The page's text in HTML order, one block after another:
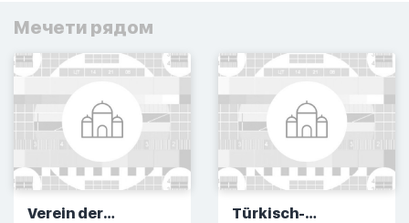
Мечети рядом
Verein der
Türkisch-